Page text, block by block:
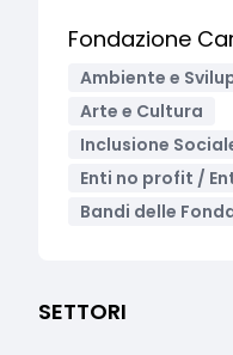
Fondazione
Ambiente e
Arte e Cultura
Inclusione
Enti no profit /
Bandi delle
SETTORI